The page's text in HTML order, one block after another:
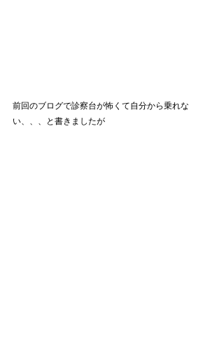
前回のブログで診察台が怖くて自分から乗れな
い、、、と書きましたが